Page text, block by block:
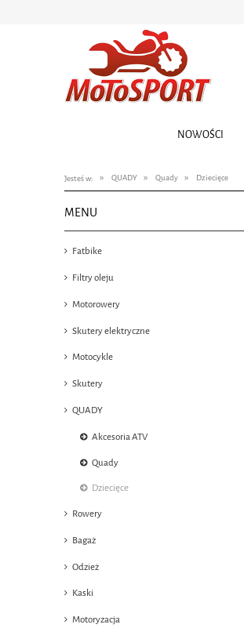
NOWOŚCI
Jesteś w: » QUADY » Quady » Dziecięce
MENU
Fatbike
Filtry oleju
Motorowery
Skutery elektryczne
Motocykle
Skutery
QUADY
Akcesoria ATV
Quady
Dziecięce
Rowery
Bagaż
Odzież
Kaski
Motoryzacja